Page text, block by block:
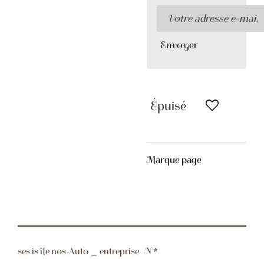
Envoyer
Épuisé
Marque page
ses is île nos Auto _ entreprise N*